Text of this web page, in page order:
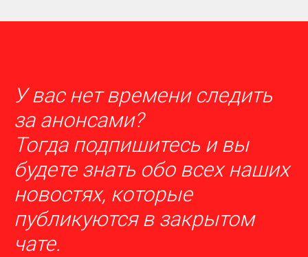
У вас нет времени следить
за анонсами?
Тогда подпишитесь и вы
будете знать обо всех наших
новостях, которые
публикуются в закрытом
чате.